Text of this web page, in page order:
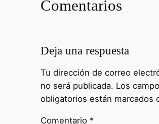
Comentarios
Deja una respuesta
Tu dirección de correo
no será publicada. Los
obligatorios están marcados
Comentario *